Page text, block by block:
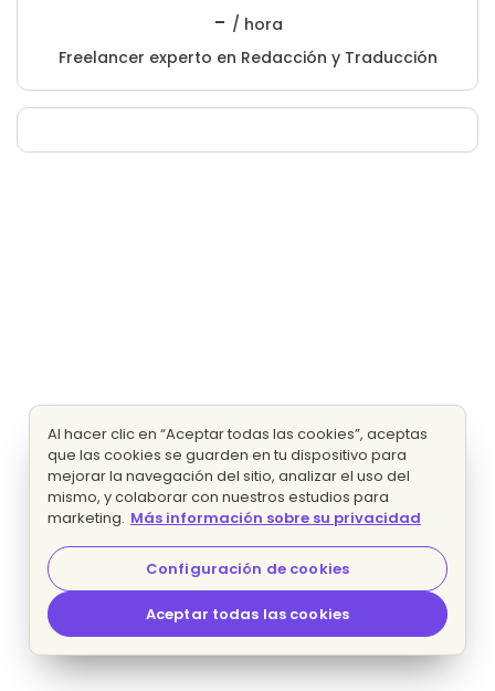
- / hora
Freelancer experto en Redacción y Traducción
Al hacer clic en “Aceptar todas las cookies”, aceptas
que las cookies se guarden en tu dispositivo para
mejorar la navegación del sitio, analizar el uso del
mismo, y colaborar con nuestros estudios para
marketing. Más información sobre su privacidad
Configuración de cookies
Aceptar todas las cookies